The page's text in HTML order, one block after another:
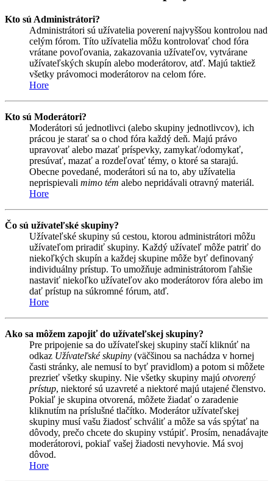
Kto sú Administrátori?
Administrátori sú užívatelia poverení najvyššou kontrolou nad
celým fórom. Títo užívatelia môžu kontrolovať chod fóra
vrátane povoľovania, zakazovania užívateľov, vytvárane
užívateľských skupín alebo moderátorov, atď. Majú taktiež
všetky právomoci moderátorov na celom fóre.
Hore
Kto sú Moderátori?
Moderátori sú jednotlivci (alebo skupiny jednotlivcov), ich
prácou je starať sa o chod fóra každý deň. Majú právo
upravovať alebo mazať príspevky, zamykať/odomykať,
presúvať, mazať a rozdeľovať témy, o ktoré sa starajú.
Obecne povedané, moderátori sú na to, aby užívatelia
neprispievali mimo tém alebo nepridávali otravný materiál.
Hore
Čo sú užívateľské skupiny?
Užívateľské skupiny sú cestou, ktorou administrátori môžu
užívateľom priradiť skupiny. Každý užívateľ môže patriť do
niekoľkých skupín a každej skupine môže byť definovaný
individuálny prístup. To umožňuje administrátorom ľahšie
nastaviť niekoľko užívateľov ako moderátorov fóra alebo im
dať prístup na súkromné fórum, atď.
Hore
Ako sa môžem zapojiť do užívateľskej skupiny?
Pre pripojenie sa do užívateľskej skupiny stačí kliknúť na
odkaz Užívateľské skupiny (väčšinou sa nachádza v hornej
časti stránky, ale nemusí to byť pravidlom) a potom si môžete
prezrieť všetky skupiny. Nie všetky skupiny majú otvorený
prístup, niektoré sú uzavreté a niektoré majú utajené členstvo.
Pokiaľ je skupina otvorená, môžete žiadať o zaradenie
kliknutím na príslušné tlačítko. Moderátor užívateľskej
skupiny musí vašu žiadosť schváliť a môže sa vás spýtať na
dôvody, prečo chcete do skupiny vstúpiť. Prosím, nenadávajte
moderátorovi, pokiaľ vašej žiadosti nevyhovie. Má svoj
dôvod.
Hore